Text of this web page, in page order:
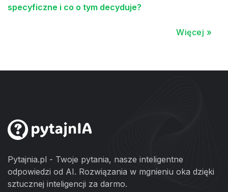
specyficzne i co o tym decyduje?
Więcej »
Pytajnia.pl - Twoje pytania, nasze inteligentne
odpowiedzi od AI. Rozwiązania w mgnieniu oka dzięki
sztucznej inteligencji za darmo.